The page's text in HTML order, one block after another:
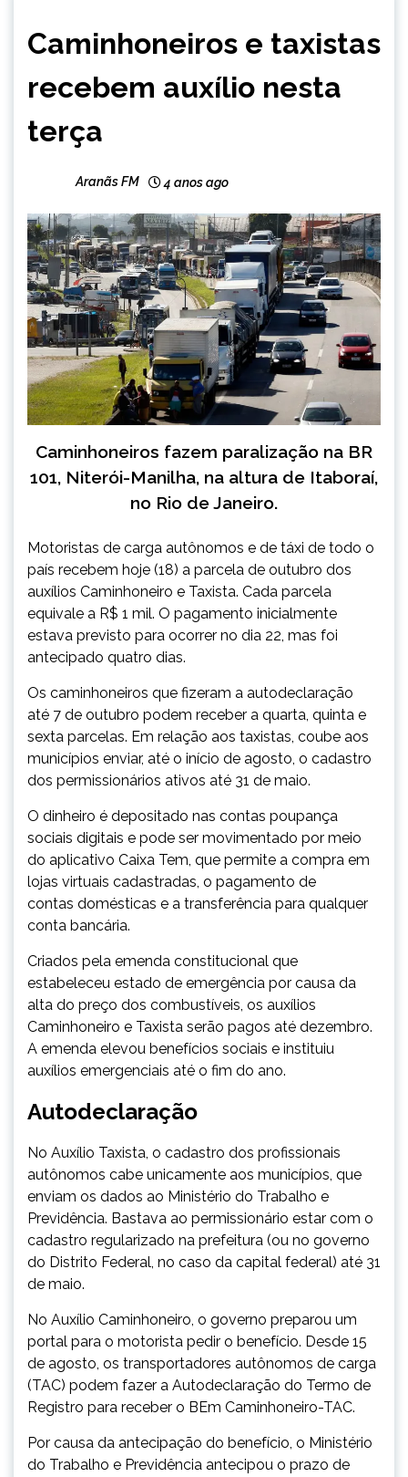
CAPELINHA
Caminhoneiros e taxistas
recebem auxílio nesta
terça
Aranãs FM 4 anos ago
Caminhoneiros fazem paralização na BR
101, Niterói-Manilha, na altura de Itaboraí,
no Rio de Janeiro.
Motoristas de carga autônomos e de táxi de todo o
país recebem hoje (18) a parcela de outubro dos
auxílios Caminhoneiro e Taxista. Cada parcela
equivale a R$ 1 mil. O pagamento inicialmente
estava previsto para ocorrer no dia 22, mas foi
antecipado quatro dias.
Os caminhoneiros que fizeram a autodeclaração
até 7 de outubro podem receber a quarta, quinta e
sexta parcelas. Em relação aos taxistas, coube aos
municípios enviar, até o início de agosto, o cadastro
dos permissionários ativos até 31 de maio.
O dinheiro é depositado nas contas poupança
sociais digitais e pode ser movimentado por meio
do aplicativo Caixa Tem, que permite a compra em
lojas virtuais cadastradas, o pagamento de
contas domésticas e a transferência para qualquer
conta bancária.
Criados pela emenda constitucional que
estabeleceu estado de emergência por causa da
alta do preço dos combustíveis, os auxílios
Caminhoneiro e Taxista serão pagos até dezembro.
A emenda elevou benefícios sociais e instituiu
auxílios emergenciais até o fim do ano.
Autodeclaração
No Auxílio Taxista, o cadastro dos profissionais
autônomos cabe unicamente aos municípios, que
enviam os dados ao Ministério do Trabalho e
Previdência. Bastava ao permissionário estar com o
cadastro regularizado na prefeitura (ou no governo
do Distrito Federal, no caso da capital federal) até 31
de maio.
No Auxílio Caminhoneiro, o governo preparou um
portal para o motorista pedir o benefício. Desde 15
de agosto, os transportadores autônomos de carga
(TAC) podem fazer a Autodeclaração do Termo de
Registro para receber o BEm Caminhoneiro-TAC.
Por causa da antecipação do benefício, o Ministério
do Trabalho e Previdência antecipou o prazo de